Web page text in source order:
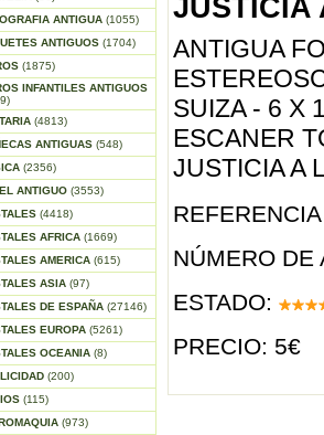
ANTIGUA (1055)
ANTIGUOS (1704)
(1875)
INFANTILES ANTIGUOS
(4813)
ANTIGUAS (548)
(2356)
ANTIGUO (3553)
(4418)
AFRICA (1669)
AMERICA (615)
ASIA (97)
DE ESPAÑA (27146)
EUROPA (5261)
OCEANIA (8)
(200)
(115)
(973)
JUSTICIA
ANTIGUA
SUIZA - 6 X
ESCANER
JUSTICIA A
NÚMERO DE
ESTADO:
PRECIO: 5€